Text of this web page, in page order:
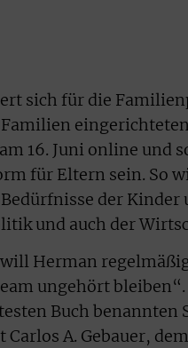
sich für die
16. Juni online und
für Eltern sein. So
Bedürfnisse der
und auch der
Herman
ungehört
Buch benannten
A. Gebauer,